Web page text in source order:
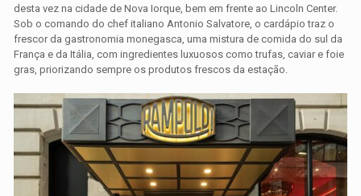
desta vez na cidade de Nova Iorque, bem em frente ao Lincoln Center.
Sob o comando do chef italiano Antonio Salvatore, o cardápio traz o
frescor da gastronomia monegasca, uma mistura de comida do sul da
França e da Itália, com ingredientes luxuosos como trufas, caviar e foie
gras, priorizando sempre os produtos frescos da estação.